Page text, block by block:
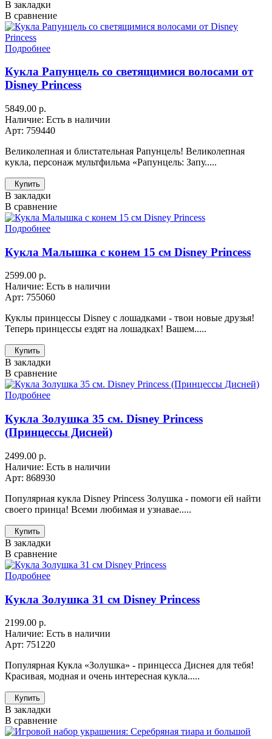
В закладки
В сравнение
Подробнее
Кукла Рапунцель со светящимися волосами от
Disney Princess
5849.00 р.
Наличие: Есть в наличии
Арт: 759440
Великолепная и блистательная Рапунцель! Великолепная
кукла, персонаж мультфильма «Рапунцель: Запу.....
Купить
В закладки
В сравнение
Подробнее
Кукла Малышка с конем 15 см Disney Princess
2599.00 р.
Наличие: Есть в наличии
Арт: 755060
Куклы принцессы Disney с лошадками - твои новые друзья!
Теперь принцессы ездят на лошадках! Вашем.....
Купить
В закладки
В сравнение
Подробнее
Кукла Золушка 35 см. Disney Princess
(Принцессы Дисней)
2499.00 р.
Наличие: Есть в наличии
Арт: 868930
Популярная кукла Disney Princess Золушка - помоги ей найти
своего принца! Всеми любимая и узнавае.....
Купить
В закладки
В сравнение
Подробнее
Кукла Золушка 31 см Disney Princess
2199.00 р.
Наличие: Есть в наличии
Арт: 751220
Популярная Кукла «Золушка» - принцесса Диснея для тебя!
Красивая, модная и очень интересная кукла.....
Купить
В закладки
В сравнение